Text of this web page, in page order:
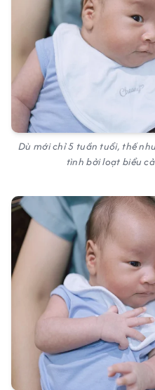
Dù mới chỉ 5 tuần tuổi, thế
tình bởi loạt biểu